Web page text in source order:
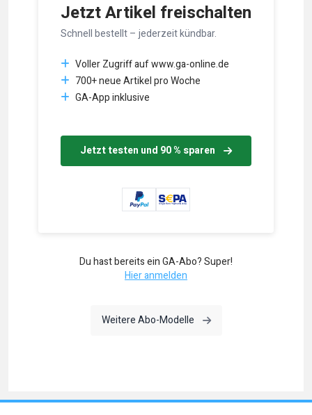
Jetzt Artikel freischalten
Schnell bestellt – jederzeit kündbar.
Voller Zugriff auf www.ga-online.de
700+ neue Artikel pro Woche
GA-App inklusive
Jetzt testen und 90 % sparen
Du hast bereits ein GA-Abo? Super!
Hier anmelden
Weitere Abo-Modelle